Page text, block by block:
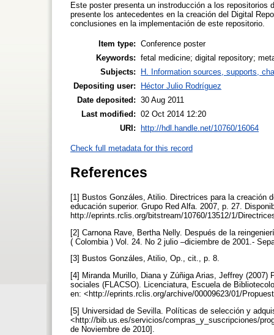
Este poster presenta un instroducción a los
presente los antecedentes en la creación del Digital
conclusiones en la implementación de este repositorio.
Item type: Conference poster
Keywords: fetal medicine; digital repository;
Subjects:
H. Information sources, supports,
Depositing user:
Héctor Julio Rodríguez
Date deposited: 30 Aug 2011
Last modified: 02 Oct 2014 12:20
URI:
http://hdl.handle.net/10760/16064
Check full metadata for this record
References
[1] Bustos Gonzáles, Atilio. Directrices para la creación
educación superior. Grupo Red Alfa. 2007, p. 27.
http://eprints.rclis.org/bitstream/10760/13512/1/
[2] Carnona Rave, Bertha Nelly. Después de la
( Colombia ) Vol. 24. No 2 julio –diciembre de 2001.-
[3] Bustos Gonzáles, Atilio, Op., cit., p. 8.
[4] Miranda Murillo, Diana y Zúñiga Arias, Jeffrey
sociales (FLACSO). Licenciatura, Escuela de
en: <http://eprints.rclis.org/archive/00009623/01/
[5] Universidad de Sevilla. Políticas de selección y
<http://bib.us.es/servicios/compras_y_suscripciones/
de Noviembre de 2010].